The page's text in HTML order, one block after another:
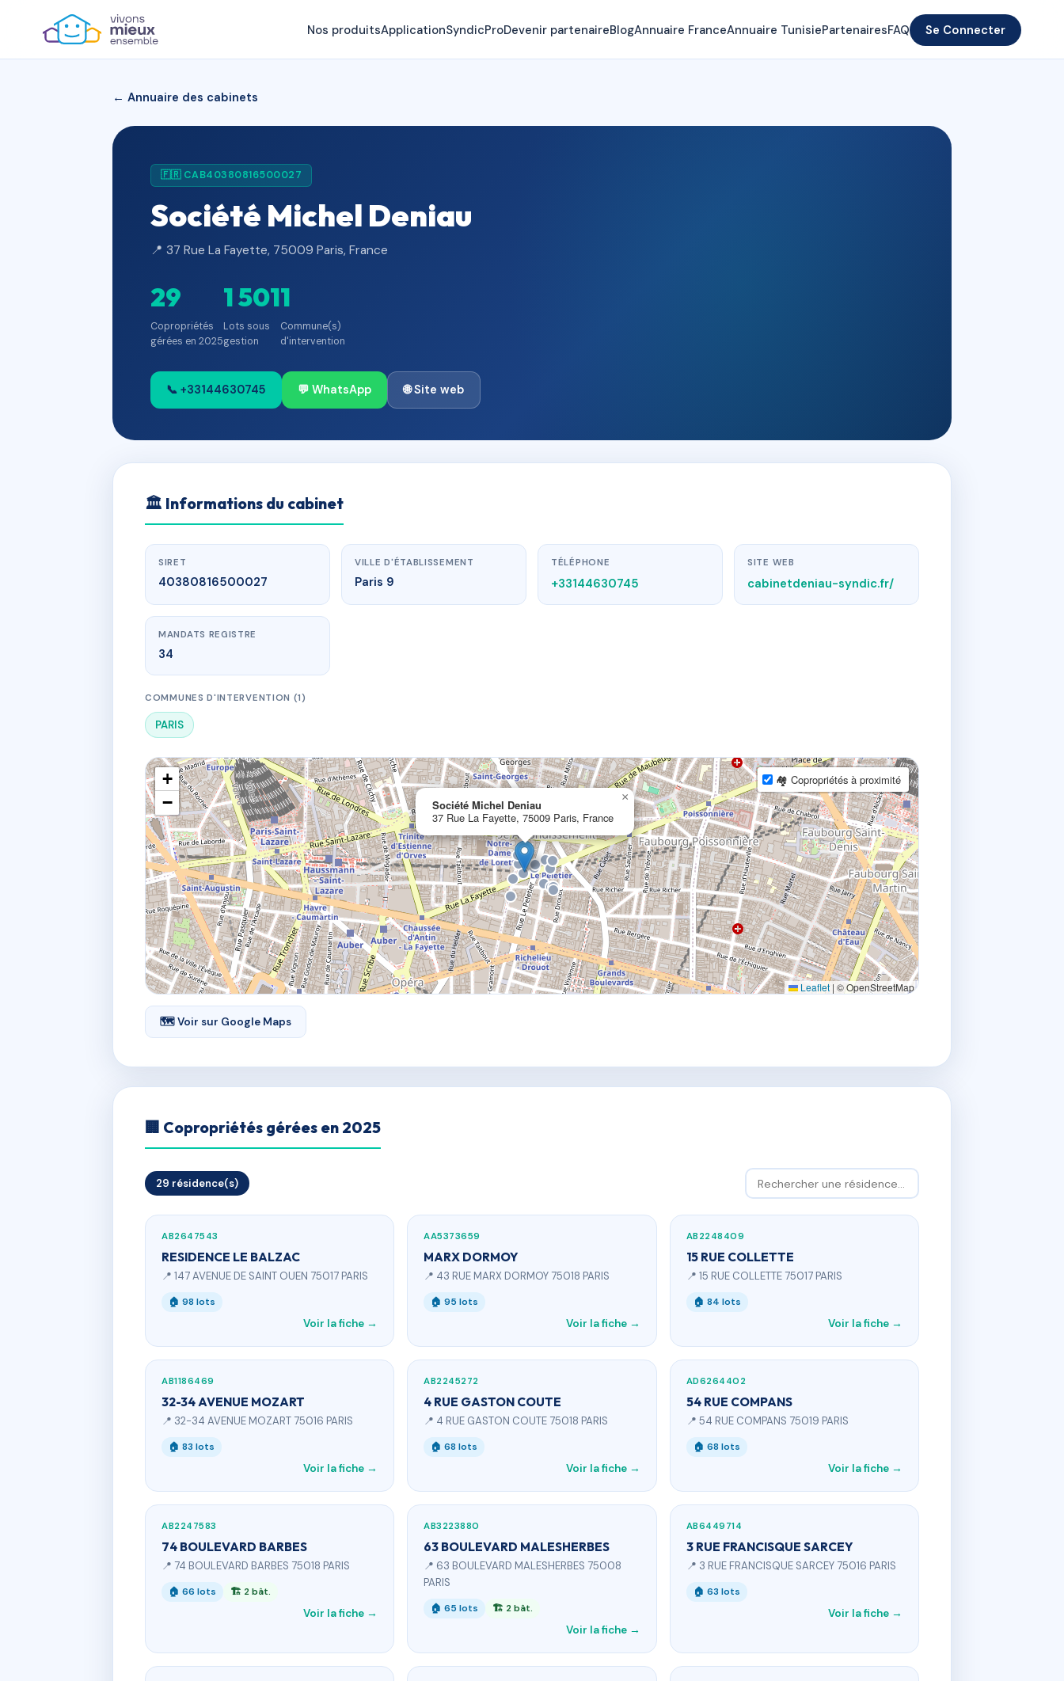
Nos produitsApplicationSyndicProDevenir partenaireBlogAnnuaire FranceAnnuaire TunisiePartenairesFAQ Se Connecter
← Annuaire des cabinets
🇫🇷 CAB40380816500027
Société Michel Deniau
📍 37 Rue La Fayette, 75009 Paris, France
29
Copropriétés
gérées en 2025
1 501
Lots sous
gestion
1
Commune(s)
d'intervention
📞 +33144630745 💬 WhatsApp 🌐 Site web
🏛 Informations du cabinet
SIRET
40380816500027
VILLE D'ÉTABLISSEMENT
Paris 9
TÉLÉPHONE
+33144630745
SITE WEB
cabinetdeniau-syndic.fr/
MANDATS REGISTRE
34
COMMUNES D'INTERVENTION (1)
PARIS
Société Michel Deniau
37 Rue La Fayette, 75009 Paris, France
×
+
−
🏘 Copropriétés à proximité
Leaflet | © OpenStreetMap
🗺 Voir sur Google Maps
🏢 Copropriétés gérées en 2025
29 résidence(s)
AB2647543
RESIDENCE LE BALZAC
📍 147 AVENUE DE SAINT OUEN 75017 PARIS
🏠 98 lots
Voir la fiche →
AA5373659
MARX DORMOY
📍 43 RUE MARX DORMOY 75018 PARIS
🏠 95 lots
Voir la fiche →
AB2248409
15 RUE COLLETTE
📍 15 RUE COLLETTE 75017 PARIS
🏠 84 lots
Voir la fiche →
AB1186469
32-34 AVENUE MOZART
📍 32-34 AVENUE MOZART 75016 PARIS
🏠 83 lots
Voir la fiche →
AB2245272
4 RUE GASTON COUTE
📍 4 RUE GASTON COUTE 75018 PARIS
🏠 68 lots
Voir la fiche →
AD6264402
54 RUE COMPANS
📍 54 RUE COMPANS 75019 PARIS
🏠 68 lots
Voir la fiche →
AB2247583
74 BOULEVARD BARBES
📍 74 BOULEVARD BARBES 75018 PARIS
🏠 66 lots 🏗 2 bât.
Voir la fiche →
AB3223880
63 BOULEVARD MALESHERBES
📍 63 BOULEVARD MALESHERBES 75008
PARIS
🏠 65 lots 🏗 2 bât.
Voir la fiche →
AB6449714
3 RUE FRANCISQUE SARCEY
📍 3 RUE FRANCISQUE SARCEY 75016 PARIS
🏠 63 lots
Voir la fiche →